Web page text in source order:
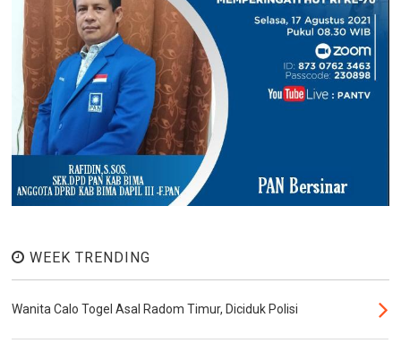
WEEK TRENDING
Wanita Calo Togel Asal Radom Timur, Diciduk Polisi